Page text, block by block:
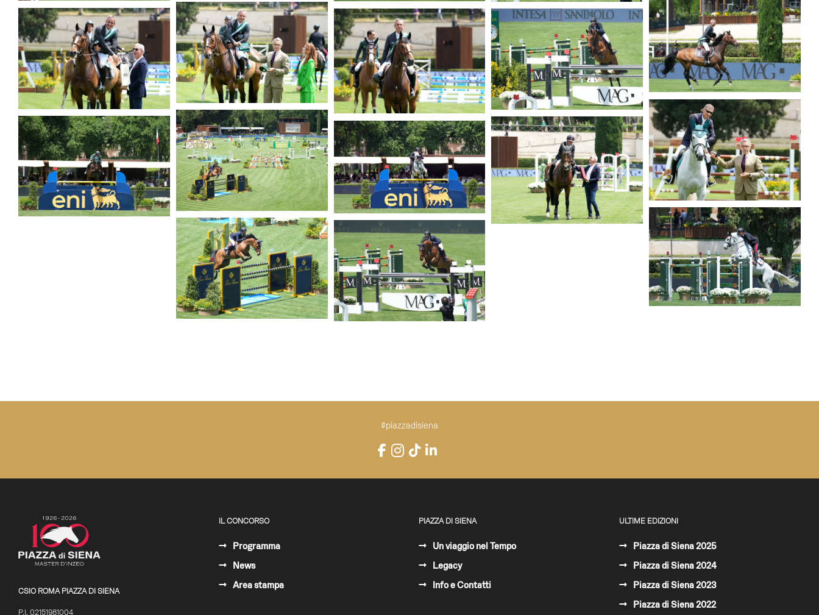
#piazzadisiena
Facebook
Instagram
TikTokLinkedIn
CSIO ROMA PIAZZA DI SIENA
P.I. 02151981004
IL CONCORSO
Programma
News
Area stampa
PIAZZA DI SIENA
Un viaggio nel Tempo
Legacy
Info e Contatti
ULTIME EDIZIONI
Piazza di Siena 2025
Piazza di Siena 2024
Piazza di Siena 2023
Piazza di Siena 2022